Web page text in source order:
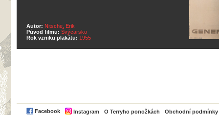
Autor: Nitsche, Erik
Původ filmu: Švýcarsko
Rok vzniku plakátu: 1955
Facebook Instagram O Terryho ponožkách Obchodní podmínky
PayPal